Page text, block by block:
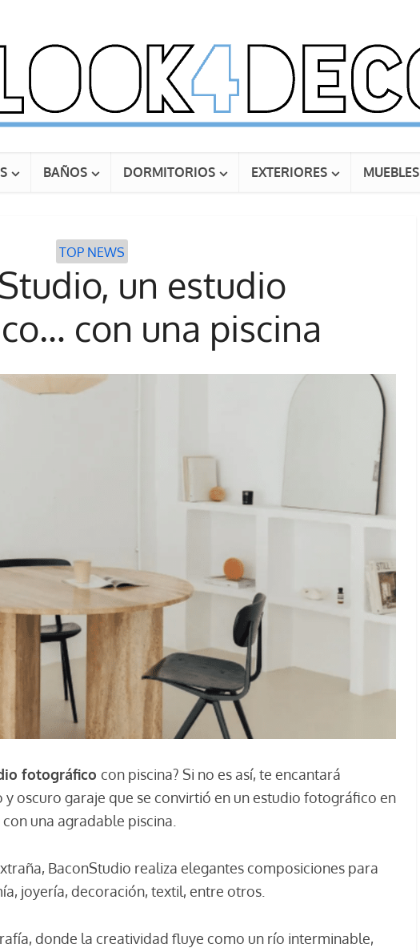
BAÑOS DORMITORIOS EXTERIORES MUEBLES
TOP NEWS
un estudio
con una piscina
fotográfico con piscina? Si no es así, te encantará
oscuro garaje que se convirtió en un estudio fotográfico en
una agradable piscina.
BaconStudio realiza elegantes composiciones para
joyería, decoración, textil, entre otros.
donde la creatividad fluye como un río interminable,